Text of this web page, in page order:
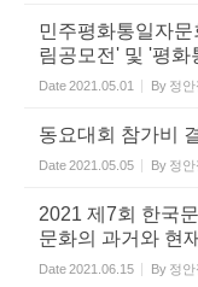
민주평화통일자
림공모전' 및 '평화
Date2021.05.01 By 정
동요대회 참가비
Date2021.05.05 By 정
2021 제7회 한국
문화의 과거와 현
Date2021.06.15 By 정